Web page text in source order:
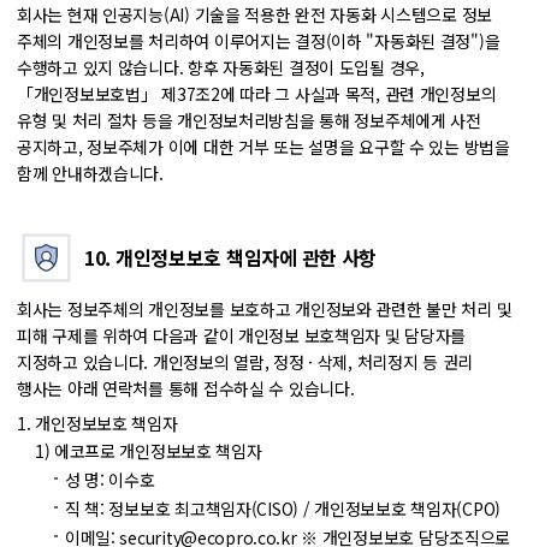
회사는 현재 인공지능(AI) 기술을 적용한 완전 자동화 시스템으로 정보
주체의 개인정보를 처리하여 이루어지는 결정(이하 "자동화된 결정")을
수행하고 있지 않습니다.향후 자동화된 결정이 도입될 경우,
「개인정보보호법」 제37조2에 따라 그 사실과 목적, 관련 개인정보의
유형 및 처리 절차 등을 개인정보처리방침을 통해 정보주체에게 사전
공지하고, 정보주체가 이에 대한 거부 또는 설명을 요구할 수 있는 방법을
함께 안내하겠습니다.
10. 개인정보보호 책임자에 관한 사항
회사는 정보주체의 개인정보를 보호하고 개인정보와 관련한 불만 처리 및
피해 구제를 위하여 다음과 같이 개인정보 보호책임자 및 담당자를
지정하고 있습니다. 개인정보의 열람, 정정 · 삭제, 처리정지 등 권리
행사는 아래 연락처를 통해 접수하실 수 있습니다.
개인정보보호 책임자
에코프로 개인정보보호 책임자
성 명: 이수호
직 책: 정보보호 최고책임자(CISO) / 개인정보보호 책임자(CPO)
이메일: security@ecopro.co.kr ※ 개인정보보호 담당조직으로